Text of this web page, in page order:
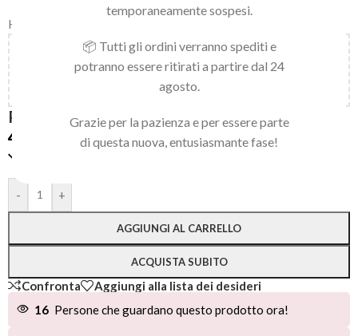
temporaneamente sospesi.
📦 Tutti gli ordini verranno spediti e
potranno essere ritirati a partire dal 24
agosto.
Grazie per la pazienza e per essere parte
di questa nuova, entusiasmante fase!
Home
150,00
al carrello e ottieni la spedizione
POLY FIBER GEL WHITE 50ML
44,90
- +
AGGIUNGI AL CARRELLO
ACQUISTA SUBITO
Alternative:
Confronta
Aggiungi alla lista dei desideri
16 Persone che guardano questo prodotto ora!